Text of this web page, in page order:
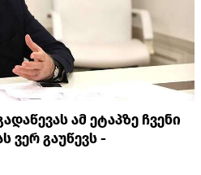
ამ ეტაპზე ჩვენი
ვერ გაუწევს -